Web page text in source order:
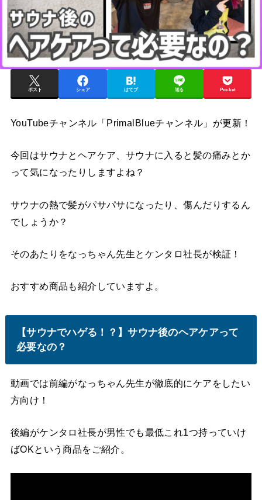
ポスト シェア はてブ 送る Pocket
YouTubeチャンネル「PrimalBlueチャンネル」が更新！
今回はサウナとヘアケア、サウナに入ると髪の痛みとか
って気になったりしますよね？
サウナの熱で髪がパサパサになったり、傷んだりするん
でしょうか？
そのあたりをなっちゃん先生とケンタロ社長が検証！
おすすめ商品も紹介していますよ。
【サウナでハゲる！？】サウナ後のヘアケアって
必要なの？
動画では前編がなっちゃん先生が徹底的にケアをしたい
方向け！
後編がケンタロ社長が男性でも最低これ1つ持っていけ
ばOKという商品をご紹介。